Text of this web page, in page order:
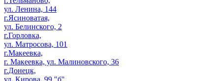
ул. Ленина, 144
г.Ясиноватая,
ул. Белинского, 2
г.Горловка,
ул. Матросова, 101
г.Макеевка,
г. Макеевка, ул. Малиновского, 36
г.Донецк,